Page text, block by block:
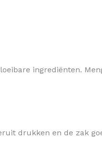
ingrediënten.
drukken en de zak